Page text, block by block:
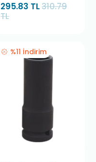
295.83 TL310.79
TL
%11 İndirim